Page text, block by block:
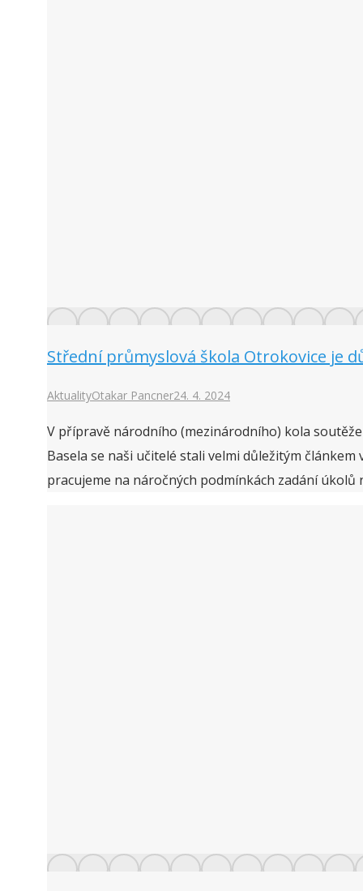
Střední průmyslová škola Otrokovice je
AktualityOtakar Pancner24. 4. 2024
V přípravě národního (mezinárodního) kola
Basela se naši učitelé stali velmi důležitým
pracujeme na náročných podmínkách zadání